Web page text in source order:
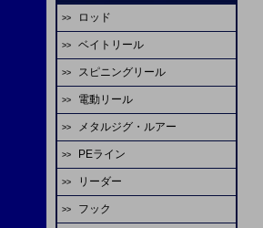
ロッド
エバーグリーン
ディープライナー
ビート
オーシャンフリーク
ジャッカル
ピュアテック
ベイトリール
ダイワ
シマノ
エバーグリーン
スタジオオーシャンマーク
マーフィックス
アリゲーター技研
スピニングリール
ダイワ
シマノ
アピア
アブガルシア
エイテック
電動リール
ダイワ
シマノ
ミヤエポック
tail walk
メタルジグ・ルアー
ディープライナー
シーフロアコントロール
FCラボ
PEライン
ファイヤーライン
シマノ
リーダー
YGKよつあみ
フック